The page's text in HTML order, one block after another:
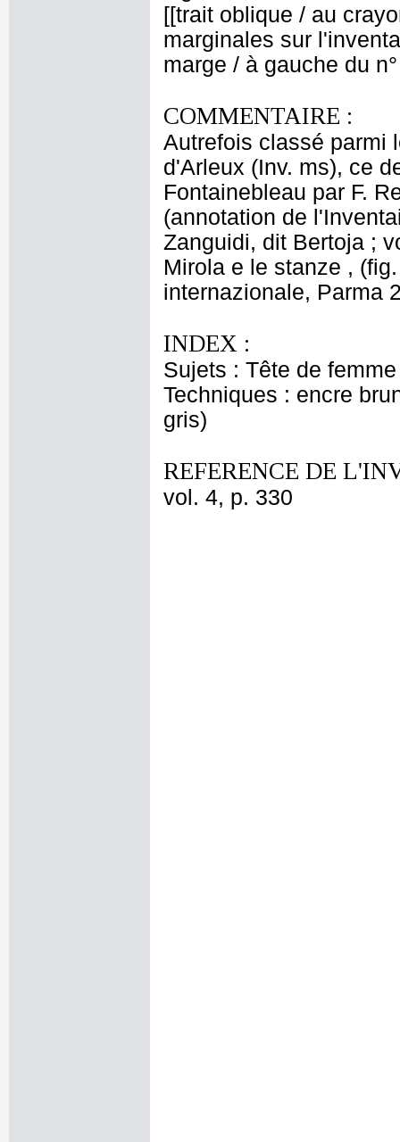
[[trait oblique / au
marginales sur
marge / à gauche du
COMMENTAIRE :
Autrefois classé parmi
d'Arleux (Inv. ms), ce
Fontainebleau par F.
(annotation de
Zanguidi, dit Bertoja ;
Mirola e le stanze ,
internazionale, Parma
INDEX :
Sujets : Tête de femme
Techniques : encre
gris)
REFERENCE DE
vol. 4, p. 330